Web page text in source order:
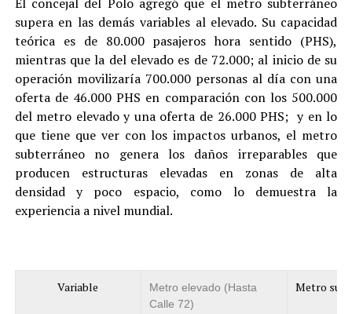
supera en las demás variables al elevado. Su capacidad
teórica es de 80.000 pasajeros hora sentido (PHS),
mientras que la del elevado es de 72.000; al inicio de su
operación movilizaría 700.000 personas al día con una
oferta de 46.000 PHS en comparación con los 500.000
del metro elevado y una oferta de 26.000 PHS; y en lo
que tiene que ver con los impactos urbanos, el metro
subterráneo no genera los daños irreparables que
producen estructuras elevadas en zonas de alta
densidad y poco espacio, como lo demuestra la
experiencia a nivel mundial.
Variable
Metro elevado (Hasta
Calle 72)
Metro